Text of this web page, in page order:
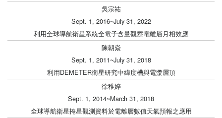
吳宗祐
Sept. 1, 2016~July 31, 2022
利用全球導航衛星系統全電子含量觀察電離層月相效應
陳朝焱
Sept. 1, 2011~July 31, 2018
利用DEMETER衛星研究中緯度槽與電漿層頂
徐稚婷
Sept. 1, 2014~March 31, 2018
全球導航衛星掩星觀測資料於電離層數值天氣預報之應用